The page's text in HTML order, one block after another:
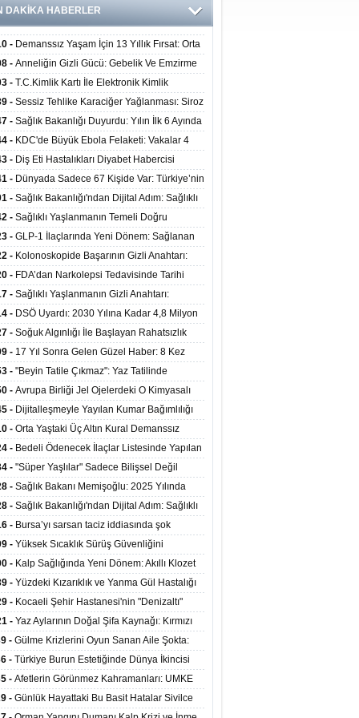
DAKİKA HABERLER
- Demanssız Yaşam İçin 13 Yıllık Fırsat: Orta
Yaşam Tarzı Beyin Sağlığını Belirliyor
- Anneliğin Gizli Gücü: Gebelik Ve Emzirme
Dayanıklılığı Artırabilir Mi?
- T.C.Kimlik Kartı İle Elektronik Kimlik
Yöntemi (Biyometrik Kimlik Doğrulama
07.08.2026
- Sessiz Tehlike Karaciğer Yağlanması: Siroz
Krizine Davetiye Çıkarıyor!
- Sağlık Bakanlığı Duyurdu: Yılın İlk 6 Ayında
Fazla Hasta Hiperbarik Oksijen Tedavisi
- KDC'de Büyük Ebola Felaketi: Vakalar 4
Virüste Mutasyon Şüphesi!
- Diş Eti Hastalıkları Diyabet Habercisi
Ağız Sağlığı Ve Şeker Arasındaki Çift Yönlü
- Dünyada Sadece 67 Kişide Var: Türkiye’nin
Sendromu Vakası Diyarbakır’da
Edildi
- Sağlık Bakanlığı'ndan Dijital Adım: Sağlıklı
Merkezlerinde Uzaktan Danışmanlık Dönemi
- Sağlıklı Yaşlanmanın Temeli Doğru
Geçiyor: İleri Yaşta Hangi Besin
İhtiyaç Duyuluyor?
- GLP-1 İlaçlarında Yeni Dönem: Sağlanan
Yalnızca Kilo Kaybıyla Sınırlı Değil
- Kolonoskopide Başarının Gizli Anahtarı:
Bağırsak Temizliği Poliplerin Gözden
Neden Oluyor
- FDA’dan Narkolepsi Tedavisinde Tarihi
Oreksin Sistemini Hedefleyen İlk İlaç
Sunuldu
- Sağlıklı Yaşlanmanın Gizli Anahtarı:
Kuvvet Antrenmanı Kas Ve Kemik Sağlığını
- DSÖ Uyardı: 2030 Yılına Kadar 4,8 Milyon
ve Ebe Açığı Oluşabilir
- Soğuk Algınlığı İle Başlayan Rahatsızlık
Yetmezliği Çıktı: 17 Yıl Sonra Nakille
Tutundu
- 17 Yıl Sonra Gelen Güzel Haber: 8 Kez
Hastaya 9'uncu Çağrıda Nakil Yapıldı
- "Beyin Tatile Çıkmaz": Yaz Tatilinde
Yüzde 39'u Unutulabiliyor
- Avrupa Birliği Jel Ojelerdeki O Kimyasalı
Kısırlık ve Alerji Riski Uyarısı
- Dijitalleşmeyle Yayılan Kumar Bağımlılığı
ve Aileyi Yıkıma Uğratıyor
- Orta Yaştaki Üç Altın Kural Demanssız
13 Yıl Uzatabiliyor
- Bedeli Ödenecek İlaçlar Listesinde Yapılan
Hakkında Duyuru 2026/30
- "Süper Yaşlılar" Sadece Bilişsel Değil
Olarak da Daha Sağlıklı Yaşıyor
- Sağlık Bakanı Memişoğlu: 2025 Yılında
Aşkın Kişiye Emzirme Eğitimi Verildi
- Sağlık Bakanlığı'ndan Dijital Adım: Sağlıklı
Merkezlerinde Uzaktan Sağlık Hizmeti
- Bursa’yı sarsan taciz iddiasında şok
- Yüksek Sıcaklık Sürüş Güvenliğini
40 Derecede Güvenli Sürüş Süresi 53
İniyor
- Kalp Sağlığında Yeni Dönem: Akıllı Klozet
30 Saniyede Ritim Bozukluğunu Tespit
- Yüzdeki Kızarıklık ve Yanma Gül Hastalığı
Belirtisi Olabilir
- Kocaeli Şehir Hastanesi'nin "Denizaltı"
Ünitesi Hastalara Umut Oluyor
- Yaz Aylarının Doğal Şifa Kaynağı: Kırmızı
Bağışıklığı ve Kalbi Koruyor
- Gülme Krizlerini Oyun Sanan Aile Şokta:
Çocuk 8 Kez Felç Geçirdi
- Türkiye Burun Estetiğinde Dünya İkincisi
- Afetlerin Görünmez Kahramanları: UMKE
Görev Başında
- Günlük Hayattaki Bu Basit Hatalar Sivilce